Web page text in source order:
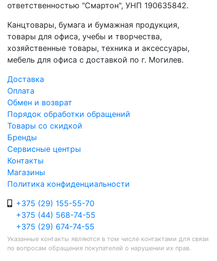
ответственностью "Смартон", УНП 190635842.
Канцтовары, бумага и бумажная продукция,
товары для офиса, учебы и творчества,
хозяйственные товары, техника и аксессуары,
мебель для офиса с доставкой по г. Могилев.
Доставка
Оплата
Обмен и возврат
Порядок обработки обращений
Товары со скидкой
Бренды
Сервисные центры
Контакты
Магазины
Политика конфиденциальности
+375 (29) 155-55-70
+375 (44) 568-74-55
+375 (29) 674-74-55
Указанные контакты являются в том числе контактами для связи
по вопросам обращения покупателей о нарушении их прав.